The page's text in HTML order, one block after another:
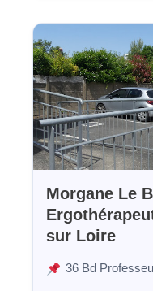
Morgane Le
sur Loire
36 Bd